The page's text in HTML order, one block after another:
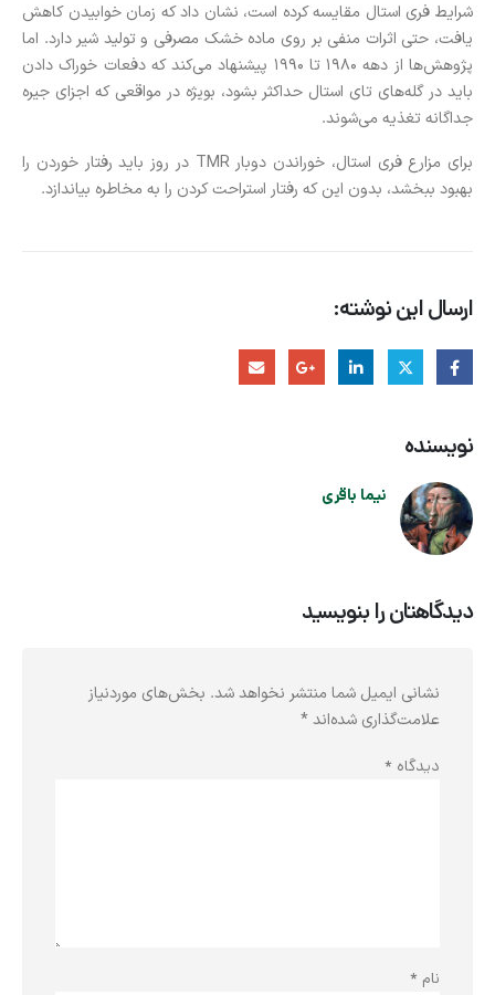
شرایط فری استال مقایسه کرده است، نشان داد که زمان خوابیدن کاهش
یافت، حتی اثرات منفی بر روی ماده خشک مصرفی و تولید شیر دارد. اما
پژوهش‌ها از دهه 1980 تا 1990 پیشنهاد می‌کند که دفعات خوراک دادن
باید در گله‌های تای استال حداکثر بشود، بویژه در مواقعی که اجزای جیره
جداگانه تغذیه می‌شوند.
برای مزارع فری استال، خوراندن دوبار TMR در روز باید رفتار خوردن را
بهبود ببخشد، بدون این که رفتار استراحت کردن را به مخاطره بیاندازد.
ارسال این نوشته:
نویسنده
نیما باقری
دیدگاهتان را بنویسید
نشانی ایمیل شما منتشر نخواهد شد. بخش‌های موردنیاز
علامت‌گذاری شده‌اند*
دیدگاه *
نام *